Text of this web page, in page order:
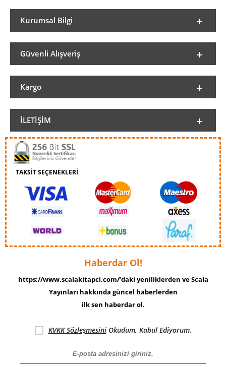
Kurumsal Bilgi
Güvenli Alışveriş
Kargo
İLETIŞIM
TAKSİT SEÇENEKLERİ
Haberdar Ol!
https://www.scalakitapci.com/’daki yeniliklerden ve Scala
Yayınları hakkında güncel haberlerden
ilk sen haberdar ol.
KVKK SözleşmesiniOkudum, Kabul Ediyorum.